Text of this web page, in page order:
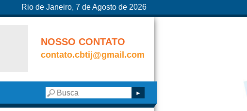
Rio de Janeiro, 7 de Agosto de 2026
NOSSO CONTATO
contato.cbtij@gmail.com